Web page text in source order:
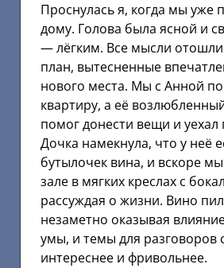
Проснулась я, когда мы уже
дому. Голова была ясной и
— лёгким. Все мысли
план, вытесненные
нового места. Мы с Анной
квартиру, а её
помог донести вещи и уехал
Дочка намекнула, что у неё
бутылочек вина, и вскоре
зале в мягких креслах с
рассуждая о жизни. Вино
незаметно оказывая
умы, и темы для разговоров
интереснее и фривольнее.